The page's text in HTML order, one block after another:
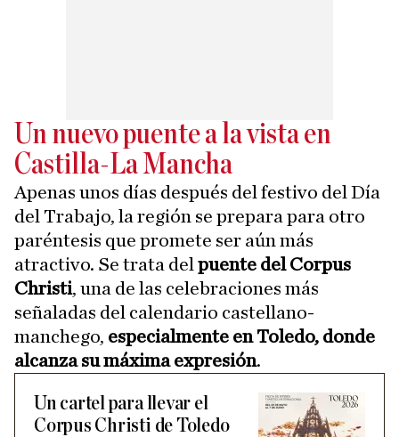
Un nuevo puente a la vista en
Castilla-La Mancha
Apenas unos días después del festivo del Día
del Trabajo, la región se prepara para otro
paréntesis que promete ser aún más
atractivo. Se trata del puente del Corpus
Christi, una de las celebraciones más
señaladas del calendario castellano-
manchego, especialmente en Toledo, donde
alcanza su máxima expresión.
Un cartel para llevar el
Corpus Christi de Toledo